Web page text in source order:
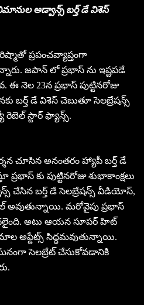
అడ్వాన్స్ బర్త్ డే విశెస్
ప్రపంచవ్యాప్తంగా
జపాన్ లో ప్రభాస్ ను ఇష్టపడే
నెల 23న ప్రభాస్ పుట్టినరోజు
బర్త్ డే విశెస్ చెబుతూ సెలబ్రేషన్స్
స్టార్ ఫ్యాన్స్.
చూసిన అనంతరం హ్యాపీ బర్త్ డే
కు పుట్టినరోజు శుభాకాంక్షలు
చేసిన బర్త్ డే సెలబ్రేషన్స్ వీడియోస్,
మరోవైపు ప్రభాస్
అటు ఆయన సూపర్ హిట్
అప్డేట్స్ సిద్ధమవుతున్నాయి.
సెలబ్రేట్ చేసుకోవడానికి